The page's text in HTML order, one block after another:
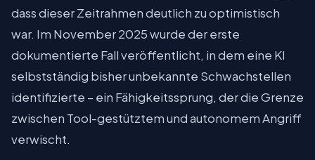
dass dieser Zeitrahmen deutlich zu optimistisch
war. Im November 2025 wurde der erste
dokumentierte Fall veröffentlicht, in dem eine KI
selbstständig bisher unbekannte Schwachstellen
identifizierte – ein Fähigkeitssprung, der die Grenze
zwischen Tool-gestütztem und autonomem Angriff
verwischt.